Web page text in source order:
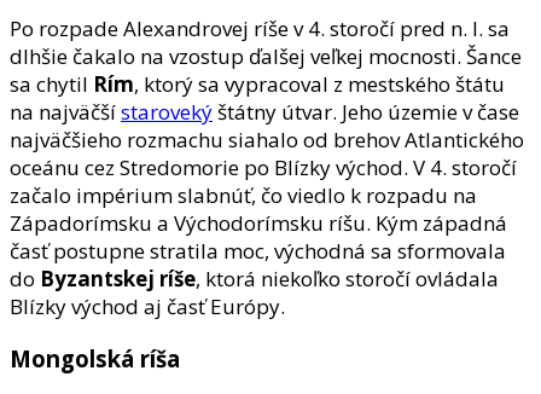
Po rozpade Alexandrovej ríše v 4. storočí pred n. l. sa
dlhšie čakalo na vzostup ďalšej veľkej mocnosti. Šance
sa chytil Rím, ktorý sa vypracoval z mestského štátu
na najväčšístaroveký štátny útvar. Jeho územie v čase
najväčšieho rozmachu siahalo od brehov Atlantického
oceánu cez Stredomorie po Blízky východ. V 4. storočí
začalo impérium slabnúť, čo viedlo k rozpadu na
Západorímsku a Východorímsku ríšu. Kým západná
časť postupne stratila moc, východná sa sformovala
do Byzantskej ríše, ktorá niekoľko storočí ovládala
Blízky východ aj časť Európy.
Mongolská ríša